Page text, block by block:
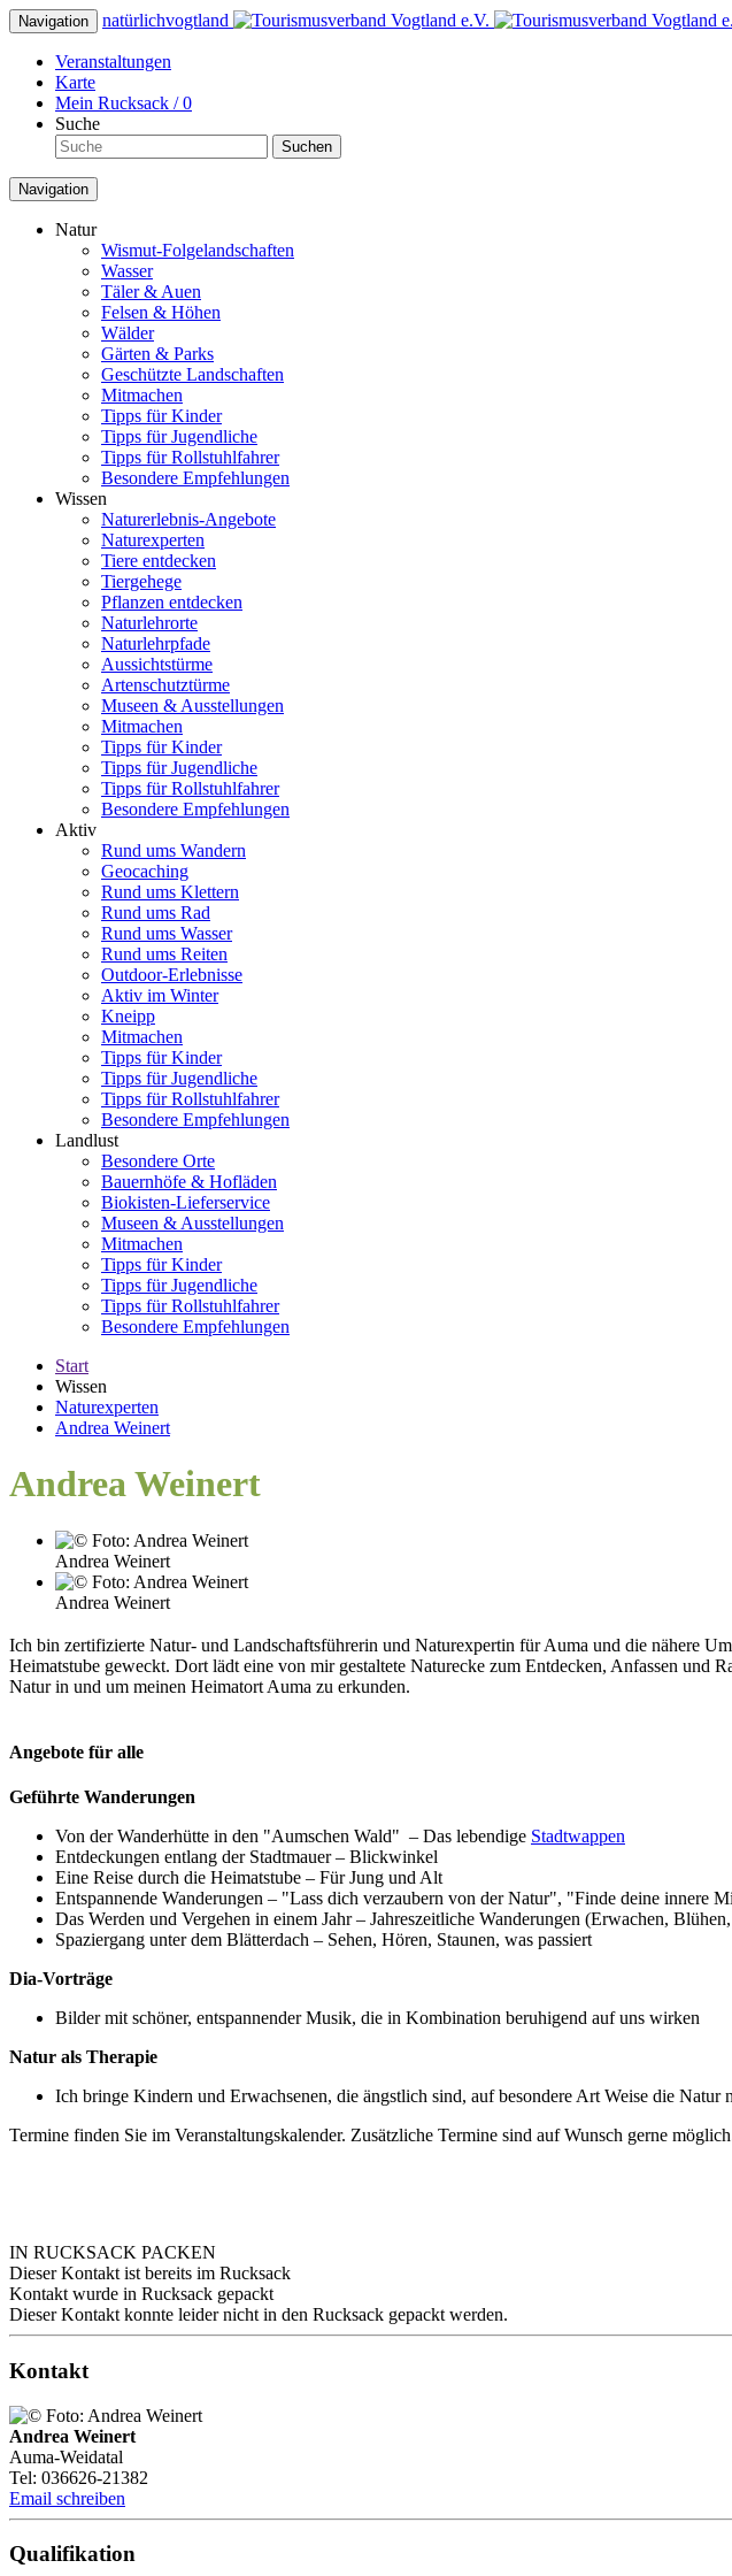
Navigation natürlichvogtland
Veranstaltungen
Karte
Mein Rucksack /0
Suche
Suchen
Navigation
Natur
Wismut-Folgelandschaften
Wasser
Täler & Auen
Felsen & Höhen
Wälder
Gärten & Parks
Geschützte Landschaften
Mitmachen
Tipps für Kinder
Tipps für Jugendliche
Tipps für Rollstuhlfahrer
Besondere Empfehlungen
Wissen
Naturerlebnis-Angebote
Naturexperten
Tiere entdecken
Tiergehege
Pflanzen entdecken
Naturlehrorte
Naturlehrpfade
Aussichtstürme
Artenschutztürme
Museen & Ausstellungen
Mitmachen
Tipps für Kinder
Tipps für Jugendliche
Tipps für Rollstuhlfahrer
Besondere Empfehlungen
Aktiv
Rund ums Wandern
Geocaching
Rund ums Klettern
Rund ums Rad
Rund ums Wasser
Rund ums Reiten
Outdoor-Erlebnisse
Aktiv im Winter
Kneipp
Mitmachen
Tipps für Kinder
Tipps für Jugendliche
Tipps für Rollstuhlfahrer
Besondere Empfehlungen
Landlust
Besondere Orte
Bauernhöfe & Hofläden
Biokisten-Lieferservice
Museen & Ausstellungen
Mitmachen
Tipps für Kinder
Tipps für Jugendliche
Tipps für Rollstuhlfahrer
Besondere Empfehlungen
Start
Wissen
Naturexperten
Andrea Weinert
Andrea Weinert
Andrea Weinert
Andrea Weinert
Ich bin zertifizierte Natur- und Landschaftsführerin und Naturexpertin für Auma und die nähere
Heimatstube geweckt. Dort lädt eine von mir gestaltete Naturecke zum Entdecken, Anfassen und
Natur in und um meinen Heimatort Auma zu erkunden.
Angebote für alle
Geführte Wanderungen
Von der Wanderhütte in den "Aumschen Wald" – Das lebendige Stadtwappen
Entdeckungen entlang der Stadtmauer – Blickwinkel
Eine Reise durch die Heimatstube – Für Jung und Alt
Entspannende Wanderungen – "Lass dich verzaubern von der Natur", "Finde deine innere
Das Werden und Vergehen in einem Jahr – Jahreszeitliche Wanderungen (Erwachen,
Spaziergang unter dem Blätterdach – Sehen, Hören, Staunen, was passiert
Dia-Vorträge
Bilder mit schöner, entspannender Musik, die in Kombination beruhigend auf uns wirken
Natur als Therapie
Ich bringe Kindern und Erwachsenen, die ängstlich sind, auf besondere Art Weise die
Termine finden Sie im Veranstaltungskalender. Zusätzliche Termine sind auf Wunsch gerne
IN RUCKSACK PACKEN
Dieser Kontakt ist bereits im Rucksack
Kontakt wurde in Rucksack gepackt
Dieser Kontakt konnte leider nicht in den Rucksack gepackt werden.
Kontakt
Andrea Weinert
Auma-Weidatal
Tel: 036626-21382
Email schreiben
Qualifikation